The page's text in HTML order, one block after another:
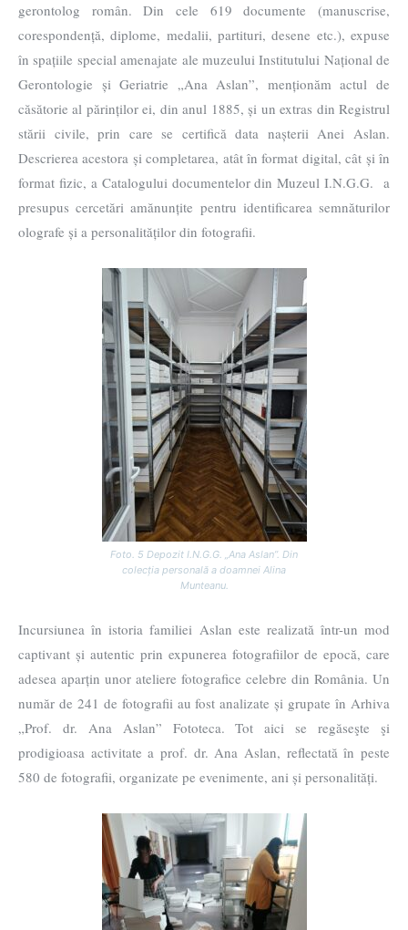
gerontolog român. Din cele 619 documente (manuscrise,
corespondență, diplome, medalii, partituri, desene etc.), expuse
în spațiile special amenajate ale muzeului Institutului Național de
Gerontologie și Geriatrie „Ana Aslan”, menționăm actul de
căsătorie al părinților ei, din anul 1885, și un extras din Registrul
stării civile, prin care se certifică data nașterii Anei Aslan.
Descrierea acestora și completarea, atât în format digital, cât și în
format fizic, a Catalogului documentelor din Muzeul I.N.G.G. a
presupus cercetări amănunțite pentru identificarea semnăturilor
olografe și a personalităților din fotografii.
Foto. 5 Depozit I.N.G.G. „Ana Aslan”. Din
colecția personală a doamnei Alina
Munteanu.
Incursiunea în istoria familiei Aslan este realizată într-un mod
captivant și autentic prin expunerea fotografiilor de epocă, care
adesea aparțin unor ateliere fotografice celebre din România. Un
număr de 241 de fotografii au fost analizate și grupate în Arhiva
„Prof. dr. Ana Aslan” Fototeca. Tot aici se regăseşte şi
prodigioasa activitate a prof. dr. Ana Aslan, reflectată în peste
580 de fotografii, organizate pe evenimente, ani și personalități.